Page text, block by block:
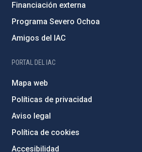
Financiación externa
Programa Severo Ochoa
Amigos del IAC
PORTAL DEL IAC
Mapa web
Políticas de privacidad
Aviso legal
Política de cookies
Accesibilidad